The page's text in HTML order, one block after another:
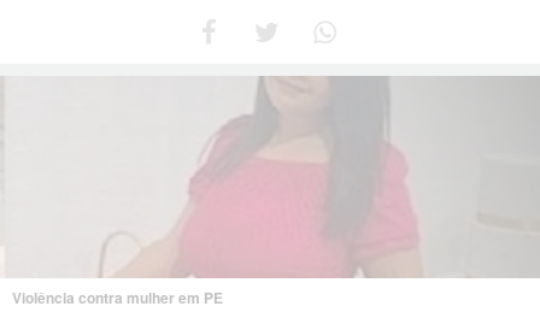
Violência contra mulher em PE